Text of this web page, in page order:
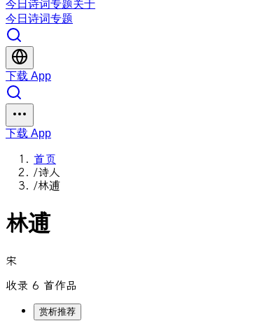
今日 诗词专题关于
今日 诗词专题
下载 App
下载 App
首页
/诗人
/林逋
林逋
宋
收录 6 首作品
赏析推荐